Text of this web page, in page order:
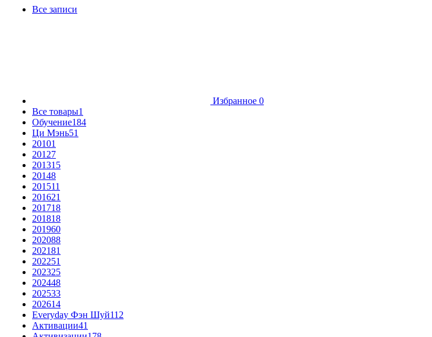
Все записи
Избранное 0
Все товары1
Обучение184
Ци Мэнь51
20101
20127
201315
20148
201511
201621
201718
201818
201960
202088
202181
202251
202325
202448
202533
202614
Everyday Фэн Шуй112
Активации41